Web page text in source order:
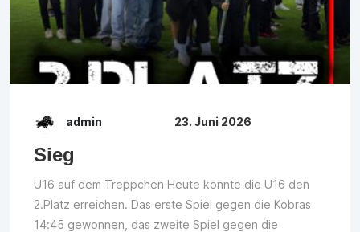
admin 23. Juni 2026
Sieg
U16 auf dem Treppchen Heute konnte die U16 den
2.Platz erreichen. Das erste Spiel gegen die Kobras
14:45 gewonnen, das zweite Spiel gegen die